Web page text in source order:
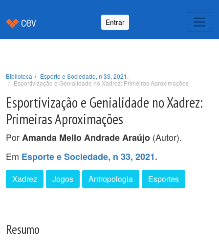
Entrar
Biblioteca
Esporte e Sociedade, n 33, 2021.
Esportivização e Genialidade no Xadrez: Primeiras Aproximações
Esportivização e Genialidade no Xadrez:
Primeiras Aproximações
PorAmanda Mello Andrade Araújo (Autor).
Em Esporte e Sociedade, n 33, 2021.
Xadrez Jogos Antropologia Esportes
Resumo